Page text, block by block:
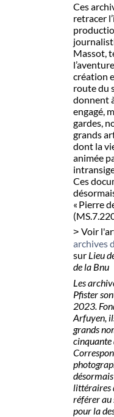
Ces
retracer
Massot,
création
route du
donnent
engagé,
gardes,
grands
dont la
animée
Ces
« Pierre
> Voir
archives
sur Lieu
de la Bnu
Les
Pfister
2023.
Arfuyen,
grands
cinquante
littéraires
référer au
pour la